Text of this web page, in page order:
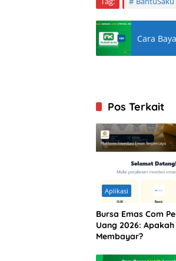
Cara
Pos Terkait
Aplikasi
Bursa Emas Com
Uang 2026:
Membayar?